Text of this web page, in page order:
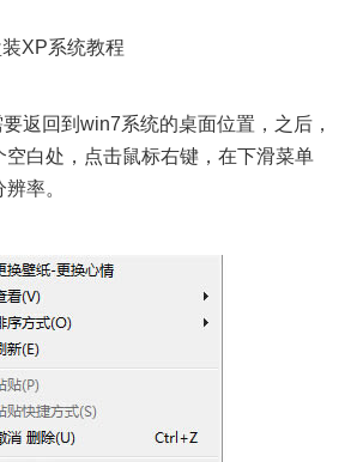
XP系统教程
回到win7系统的桌面位置，之后，
空白处，点击鼠标右键，在下滑菜单
率。